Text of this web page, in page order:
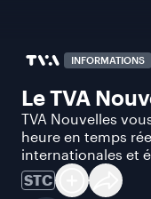
INFORMATIONS
Le TVA
TVA Nouvelles
heure en temps
internationales et
STC